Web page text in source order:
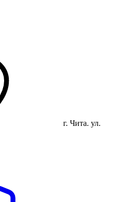
г. Чита. ул.